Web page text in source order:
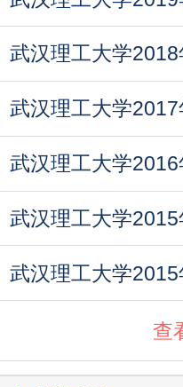
武汉理工大学
武汉理工大学
查